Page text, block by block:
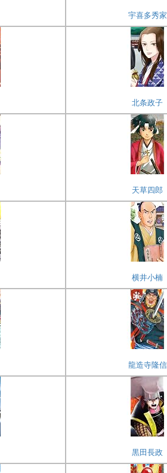
宇喜多秀家
北条政子
天草四郎
横井小楠
龍造寺隆信
黒田長政